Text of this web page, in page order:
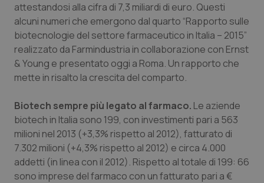
Molise
Piemonte
Provincia Autonoma di Bolzano
Provincia Autonoma di Trento
Puglia
Sardegna
Epatiti
HIV
Infezioni & Febbre
Ipertensione & Scompenso
Malattie rare
Malattia di Crohn & Rettocolite Ulcerosa
attestandosi alla cifra di 7,3 miliardi di euro. Questi
alcuni numeri che emergono dal quarto “Rapporto sulle
biotecnologie del settore farmaceutico in Italia – 2015”
realizzato da Farmindustria in collaborazione con Ernst
& Young e presentato oggi a Roma. Un rapporto che
mette in risalto la crescita del comparto.
Biotech sempre più legato al farmaco. Le aziende
biotech in Italia sono 199, con investimenti pari a 563
milioni nel 2013 (+3,3% rispetto al 2012), fatturato di
7.302 milioni (+4,3% rispetto al 2012) e circa 4.000
addetti (in linea con il 2012). Rispetto al totale di 199: 66
sono imprese del farmaco con un fatturato pari a €